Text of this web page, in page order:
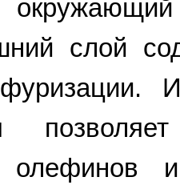
слой
олефинов